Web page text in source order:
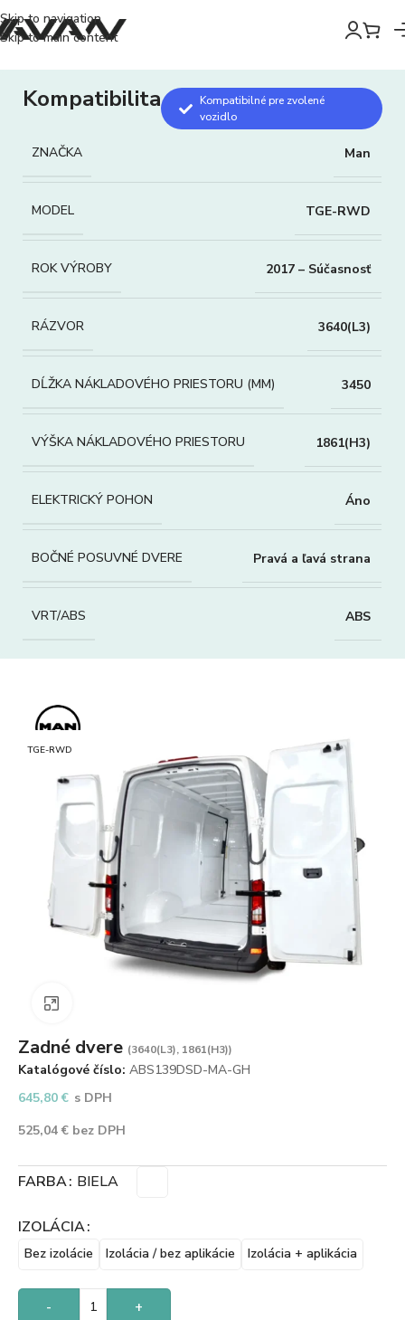
Skip to navigation
Skip to main content
Kompatibilita
Kompatibilné pre zvolené
vozidlo
ZNAČKA Man
MODEL TGE-RWD
ROK VÝROBY 2017 – Súčasnosť
RÁZVOR 3640(L3)
DĹŽKA NÁKLADOVÉHO PRIESTORU (MM) 3450
VÝŠKA NÁKLADOVÉHO PRIESTORU 1861(H3)
ELEKTRICKÝ POHON Áno
BOČNÉ POSUVNÉ DVERE Pravá a ľavá strana
VRT/ABS ABS
TGE-RWD
Zadné dvere (3640(L3), 1861(H3))
Katalógové číslo: ABS139DSD-MA-GH
645,80€ s DPH
525,04€ bez DPH
FARBA BIELA
IZOLÁCIA
Bez izolácie Izolácia / bez aplikácie Izolácia + aplikácia
- +